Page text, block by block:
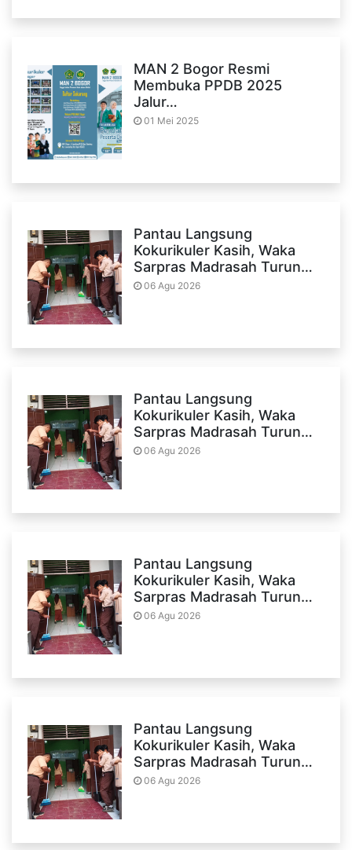
MAN 2 Bogor Resmi
Membuka PPDB 2025
Jalur…
01 Mei 2025
Pantau Langsung
Kokurikuler Kasih, Waka
Sarpras Madrasah Turun…
06 Agu 2026
Pantau Langsung
Kokurikuler Kasih, Waka
Sarpras Madrasah Turun…
06 Agu 2026
Pantau Langsung
Kokurikuler Kasih, Waka
Sarpras Madrasah Turun…
06 Agu 2026
Pantau Langsung
Kokurikuler Kasih, Waka
Sarpras Madrasah Turun…
06 Agu 2026